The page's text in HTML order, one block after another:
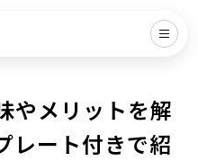
やメリットを解
レート付きで紹